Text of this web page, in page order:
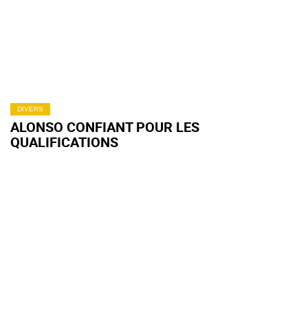
DIVERS
ALONSO CONFIANT POUR LES
QUALIFICATIONS